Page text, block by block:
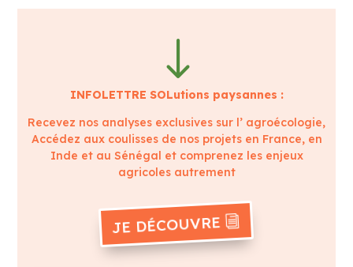
"
INFOLETTRE SOLutions paysannes :
Recevez nos analyses exclusives sur l’ agroécologie,
Accédez aux coulisses de nos projets en France, en
Inde et au Sénégal et comprenez les enjeux
agricoles autrement
JE DÉCOUVRE